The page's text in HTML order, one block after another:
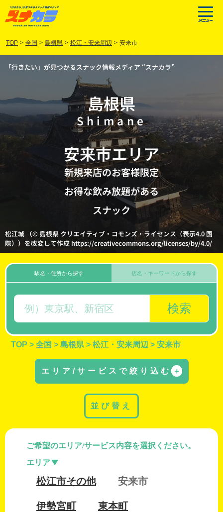
TOP > 全国 > 島根県 > 松江・安来周辺 > 安来市
「行きたい」が見つかるスナック情報メディア “スナカラ”
島根県
Shimane
安来市エリア
新規来店のお客様限定
お得な飲み放題がある
スナック
松江城 （© 島根県 クリエイティブ・コモンズ・ライセンス（表示4.0 国
際））を改変して作成 https://creativecommons.org/licenses/by/4.0/
駅名・住所から探す
検索
店名・キーワードから探す
TOP > 全国 > 島根県 > 松江・安来周辺 > 安来市
エリア/サービスで絞り込む ＋
ご希望のエリア/サービス内容を選択ください。
エリア
松江市その他 安来市
伊勢宮町 東本町
並び替え